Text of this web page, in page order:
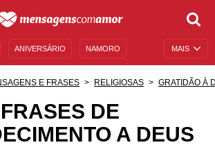
MAIS
ANIVERSÁRIO NAMORO
MENSAGENS DE ANIVERSÁRIO
E FRASES RELIGIOSAS GRATIDÃO À
FRASES DE
A DEUS